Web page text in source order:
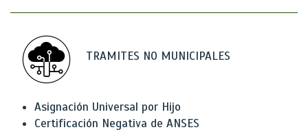
TRAMITES NO MUNICIPALES
Asignación Universal por Hijo
Certificación Negativa de ANSES